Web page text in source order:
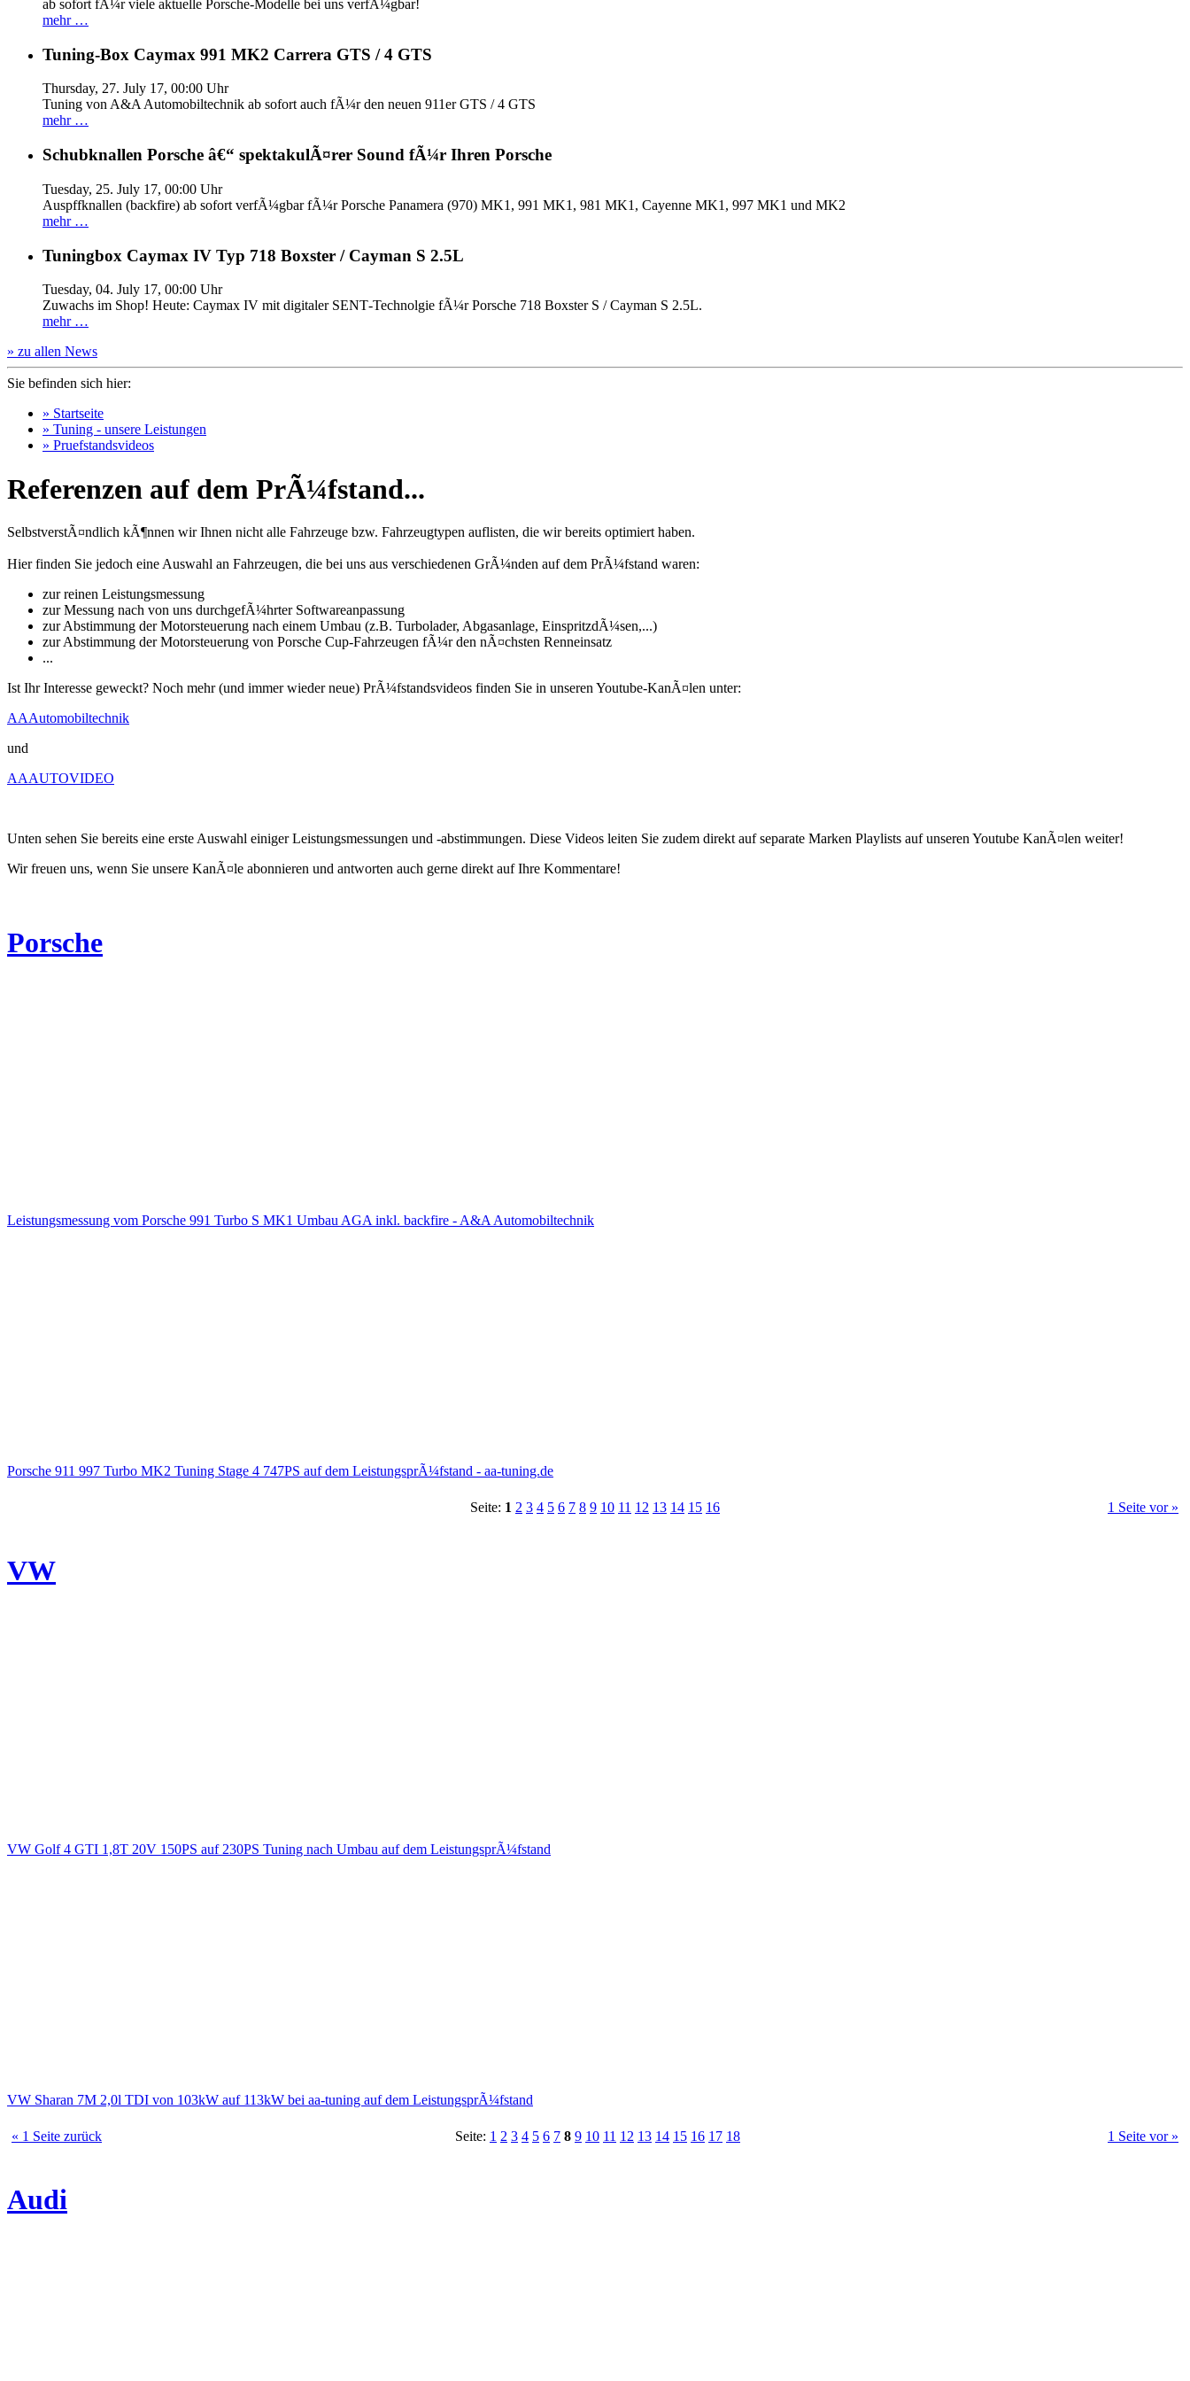
ab sofort fÃ¼r viele aktuelle Porsche-Modelle bei uns verfÃ¼gbar!
mehr …
Tuning-Box Caymax 991 MK2 Carrera GTS / 4 GTS
Thursday, 27. July 17, 00:00 Uhr
Tuning von A&A Automobiltechnik ab sofort auch fÃ¼r den neuen 911er GTS / 4 GTS
mehr …
Schubknallen Porsche â€“ spektakulÃ¤rer Sound fÃ¼r Ihren Porsche
Tuesday, 25. July 17, 00:00 Uhr
Auspffknallen (backfire) ab sofort verfÃ¼gbar fÃ¼r Porsche Panamera (970) MK1, 991 MK1, 981 MK1, Cayenne MK1, 997 MK1 und MK2
mehr …
Tuningbox Caymax IV Typ 718 Boxster / Cayman S 2.5L
Tuesday, 04. July 17, 00:00 Uhr
Zuwachs im Shop! Heute: Caymax IV mit digitaler SENT‐Technolgie fÃ¼r Porsche 718 Boxster S / Cayman S 2.5L.
mehr …
» zu allen News
Sie befinden sich hier:
» Startseite
» Tuning - unsere Leistungen
» Pruefstandsvideos
Referenzen auf dem PrÃ¼fstand...
SelbstverstÃ¤ndlich kÃ¶nnen wir Ihnen nicht alle Fahrzeuge bzw. Fahrzeugtypen auflisten, die wir bereits optimiert haben.
Hier finden Sie jedoch eine Auswahl an Fahrzeugen, die bei uns aus verschiedenen GrÃ¼nden auf dem PrÃ¼fstand waren:
zur reinen Leistungsmessung
zur Messung nach von uns durchgefÃ¼hrter Softwareanpassung
zur Abstimmung der Motorsteuerung nach einem Umbau (z.B. Turbolader, Abgasanlage, EinspritzdÃ¼sen,...)
zur Abstimmung der Motorsteuerung von Porsche Cup-Fahrzeugen fÃ¼r den nÃ¤chsten Renneinsatz
...
Ist Ihr Interesse geweckt? Noch mehr (und immer wieder neue) PrÃ¼fstandsvideos finden Sie in unseren Youtube-KanÃ¤len unter:
AAAutomobiltechnik
und
AAAUTOVIDEO
Unten sehen Sie bereits eine erste Auswahl einiger Leistungsmessungen und -abstimmungen. Diese Videos leiten Sie zudem direkt auf separate Marken Playlists auf unseren Youtube KanÃ¤len weiter!
Wir freuen uns, wenn Sie unsere KanÃ¤le abonnieren und antworten auch gerne direkt auf Ihre Kommentare!
Porsche
Leistungsmessung vom Porsche 991 Turbo S MK1 Umbau AGA inkl. backfire - A&A Automobiltechnik
Porsche 911 997 Turbo MK2 Tuning Stage 4 747PS auf dem LeistungsprÃ¼fstand - aa-tuning.de
Seite: 1 2 3 4 5 6 7 8 9 10 11 12 13 14 15 16 1 Seite vor »
VW
VW Golf 4 GTI 1,8T 20V 150PS auf 230PS Tuning nach Umbau auf dem LeistungsprÃ¼fstand
VW Sharan 7M 2,0l TDI von 103kW auf 113kW bei aa-tuning auf dem LeistungsprÃ¼fstand
« 1 Seite zurück Seite: 1 2 3 4 5 6 7 8 9 10 11 12 13 14 15 16 17 18 1 Seite vor »
Audi